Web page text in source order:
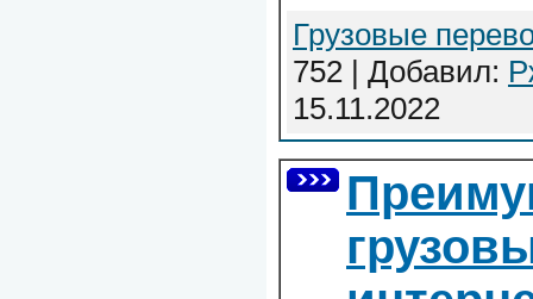
Грузовые
752 | Добавил:
15.11.2022